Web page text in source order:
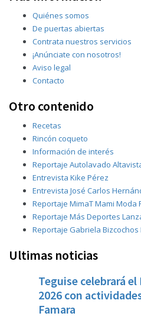
Quiénes somos
De puertas abiertas
Contrata nuestros servicios
¡Anúnciate con nosotros!
Aviso legal
Contacto
Otro contenido
Recetas
Rincón coqueto
Información de interés
Reportaje Autolavado
Entrevista Kike Pérez
Entrevista José Carlos
Reportaje MimaT Mami Moda
Reportaje Más Deportes
Reportaje Gabriela Bizcochos
Ultimas noticias
Teguise celebrará
2026 con
Famara